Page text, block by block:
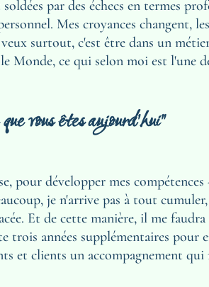
par des échecs en termes
Mes croyances changent,
surtout, c'est être dans un
Monde, ce qui selon moi est l'une
vous êtes aujourd'hui"
pour développer mes
je n'arrive pas à tout
Et de cette manière, il me faudra
années supplémentaires pour
et clients un accompagnement qui